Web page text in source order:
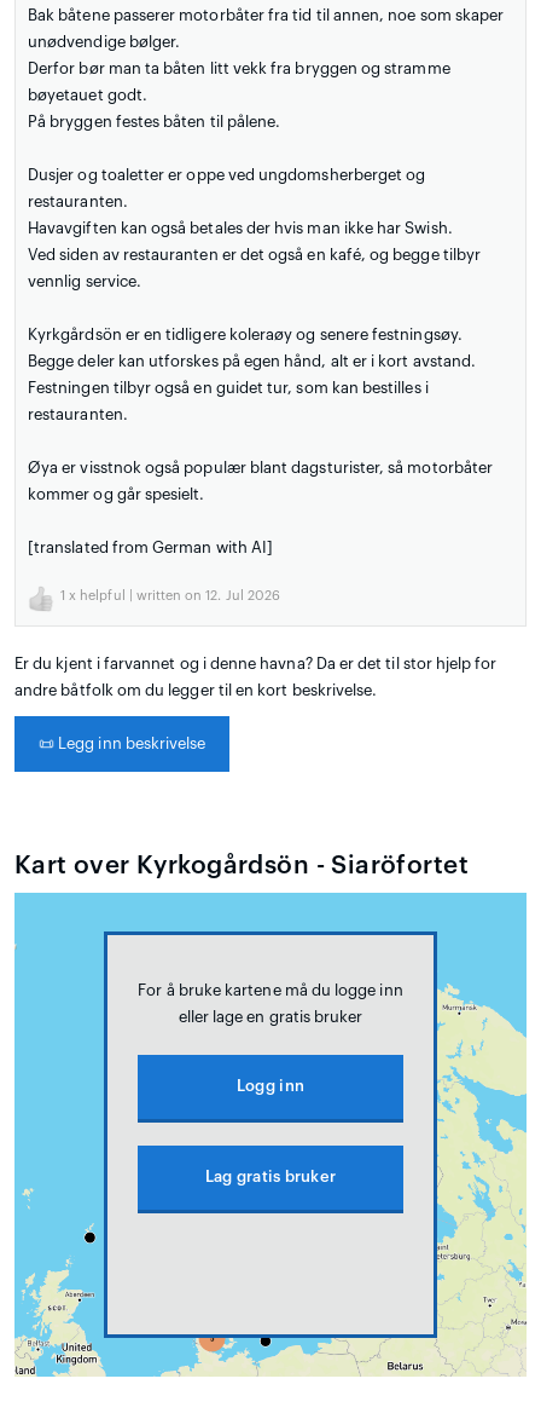
Bak båtene passerer motorbåter fra tid til annen, noe som skaper
unødvendige bølger.
Derfor bør man ta båten litt vekk fra bryggen og stramme
bøyetauet godt.
På bryggen festes båten til pålene.
Dusjer og toaletter er oppe ved ungdomsherberget og
restauranten.
Havavgiften kan også betales der hvis man ikke har Swish.
Ved siden av restauranten er det også en kafé, og begge tilbyr
vennlig service.
Kyrkgårdsön er en tidligere koleraøy og senere festningsøy.
Begge deler kan utforskes på egen hånd, alt er i kort avstand.
Festningen tilbyr også en guidet tur, som kan bestilles i
restauranten.
Øya er visstnok også populær blant dagsturister, så motorbåter
kommer og går spesielt.
[translated from German with AI]
1 x helpful | written on 12. Jul 2026
Er du kjent i farvannet og i denne havna? Da er det til stor hjelp for
andre båtfolk om du legger til en kort beskrivelse.
📜 Legg inn beskrivelse
Kart over Kyrkogårdsön - Siaröfortet
For å bruke kartene må du logge inn
eller lage en gratis bruker
Logg inn
Lag gratis bruker